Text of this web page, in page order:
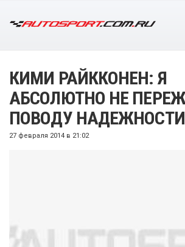
КИМИ РАЙККОНЕН: Я
АБСОЛЮТНО НЕ
ПОВОДУ НАДЕЖНОСТИ
27 февраля 2014 в 21:02